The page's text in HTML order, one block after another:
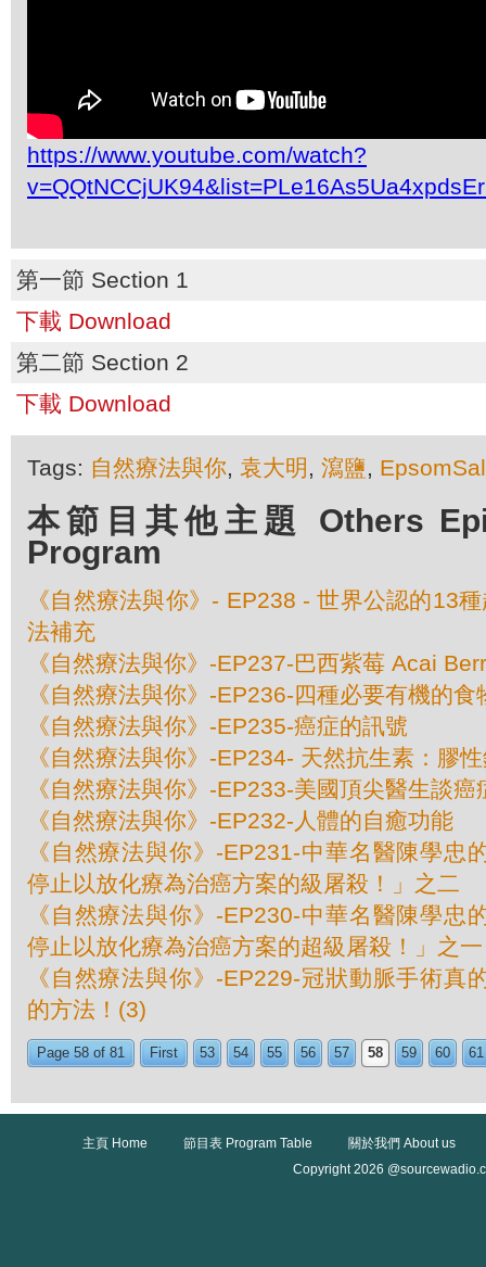
https://www.youtube.com/watch?
第一節 Section 1
下載 Download
第二節 Section 2
下載 Download
Tags: 自然療法與你, 袁大明 , 瀉鹽,
本節目其他主題 Others
Program
《自然療法與你》- EP238 - 世界公認的13
法補充
《自然療法與你》-EP237-巴西紫莓 Acai
《自然療法與你》-EP236-四種必要有機的食
《自然療法與你》-EP235-癌症的訊號
《自然療法與你》-EP234- 天然抗生素：膠
《自然療法與你》-EP233-美國頂尖醫​​生談
《自然療法與你》-EP232-人體的自癒功能
《自然療法與你》-EP231-中華名醫陳學忠
停止以放化療為治癌方案的級屠殺！」之二
《自然療法與你》-EP230-中華名醫陳學忠
停止以放化療為治癌方案的超級屠殺！」之一
《自然療法與你》-EP229-冠狀動脈手術真
的方法！(3)
Page 58 of 81 First 53 54 55 56 57 58 59 60 61
主頁 Home 節目表 Program Table
關於我們 About us
Copyright 2026